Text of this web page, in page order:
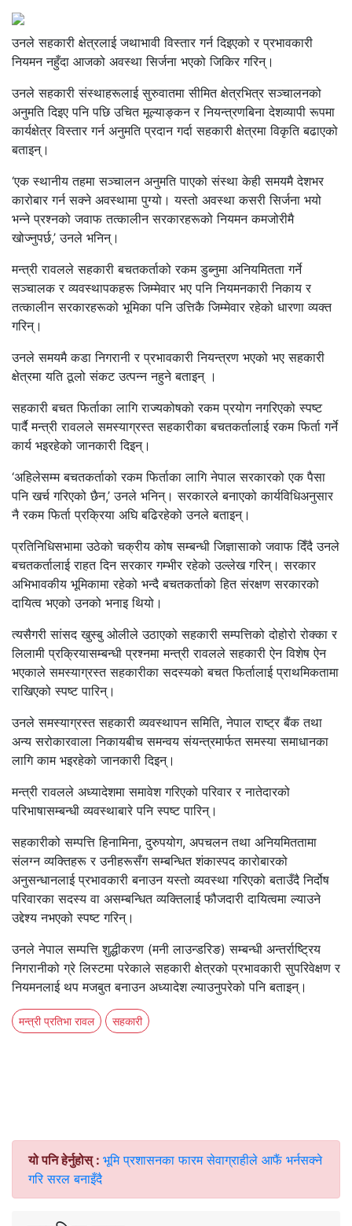
उनले सहकारी क्षेत्रलाई जथाभावी विस्तार गर्न दिइएको र प्रभावकारी
नियमन नहुँदा आजको अवस्था सिर्जना भएको जिकिर गरिन्।
उनले सहकारी संस्थाहरूलाई सुरुवातमा सीमित क्षेत्रभित्र सञ्चालनको
अनुमति दिइए पनि पछि उचित मूल्याङ्कन र नियन्त्रणबिना देशव्यापी रूपमा
कार्यक्षेत्र विस्तार गर्न अनुमति प्रदान गर्दा सहकारी क्षेत्रमा विकृति बढाएको
बताइन्।
‘एक स्थानीय तहमा सञ्चालन अनुमति पाएको संस्था केही समयमै देशभर
कारोबार गर्न सक्ने अवस्थामा पुग्यो। यस्तो अवस्था कसरी सिर्जना भयो
भन्ने प्रश्नको जवाफ तत्कालीन सरकारहरूको नियमन कमजोरीमै
खोज्नुपर्छ,’ उनले भनिन्।
मन्त्री रावलले सहकारी बचतकर्ताको रकम डुब्नुमा अनियमितता गर्ने
सञ्चालक र व्यवस्थापकहरू जिम्मेवार भए पनि नियमनकारी निकाय र
तत्कालीन सरकारहरूको भूमिका पनि उत्तिकै जिम्मेवार रहेको धारणा व्यक्त
गरिन्।
उनले समयमै कडा निगरानी र प्रभावकारी नियन्त्रण भएको भए सहकारी
क्षेत्रमा यति ठूलो संकट उत्पन्न नहुने बताइन् ।
सहकारी बचत फिर्ताका लागि राज्यकोषको रकम प्रयोग नगरिएको स्पष्ट
पार्दै मन्त्री रावलले समस्याग्रस्त सहकारीका बचतकर्तालाई रकम फिर्ता गर्ने
कार्य भइरहेको जानकारी दिइन्।
‘अहिलेसम्म बचतकर्ताको रकम फिर्ताका लागि नेपाल सरकारको एक पैसा
पनि खर्च गरिएको छैन,’ उनले भनिन्। सरकारले बनाएको कार्यविधिअनुसार
नै रकम फिर्ता प्रक्रिया अघि बढिरहेको उनले बताइन्।
प्रतिनिधिसभामा उठेको चक्रीय कोष सम्बन्धी जिज्ञासाको जवाफ दिँदै उनले
बचतकर्तालाई राहत दिन सरकार गम्भीर रहेको उल्लेख गरिन्। सरकार
अभिभावकीय भूमिकामा रहेको भन्दै बचतकर्ताको हित संरक्षण सरकारको
दायित्व भएको उनको भनाइ थियो।
त्यसैगरी सांसद खुस्बु ओलीले उठाएको सहकारी सम्पत्तिको दोहोरो रोक्का र
लिलामी प्रक्रियासम्बन्धी प्रश्नमा मन्त्री रावलले सहकारी ऐन विशेष ऐन
भएकाले समस्याग्रस्त सहकारीका सदस्यको बचत फिर्तालाई प्राथमिकतामा
राखिएको स्पष्ट पारिन्।
उनले समस्याग्रस्त सहकारी व्यवस्थापन समिति, नेपाल राष्ट्र बैंक तथा
अन्य सरोकारवाला निकायबीच समन्वय संयन्त्रमार्फत समस्या समाधानका
लागि काम भइरहेको जानकारी दिइन्।
मन्त्री रावलले अध्यादेशमा समावेश गरिएको परिवार र नातेदारको
परिभाषासम्बन्धी व्यवस्थाबारे पनि स्पष्ट पारिन्।
सहकारीको सम्पत्ति हिनामिना, दुरुपयोग, अपचलन तथा अनियमिततामा
संलग्न व्यक्तिहरू र उनीहरूसँग सम्बन्धित शंकास्पद कारोबारको
अनुसन्धानलाई प्रभावकारी बनाउन यस्तो व्यवस्था गरिएको बताउँदै निर्दोष
परिवारका सदस्य वा असम्बन्धित व्यक्तिलाई फौजदारी दायित्वमा ल्याउने
उद्देश्य नभएको स्पष्ट गरिन्।
उनले नेपाल सम्पत्ति शुद्धीकरण (मनी लाउन्डरिङ) सम्बन्धी अन्तर्राष्ट्रिय
निगरानीको ग्रे लिस्टमा परेकाले सहकारी क्षेत्रको प्रभावकारी सुपरिवेक्षण र
नियमनलाई थप मजबुत बनाउन अध्यादेश ल्याउनुपरेको पनि बताइन्।
मन्त्री प्रतिभा रावल सहकारी
यो पनि हेर्नुहोस् : भूमि प्रशासनका फारम सेवाग्राहीले आफैं भर्नसक्ने
गरि सरल बनाइँदै